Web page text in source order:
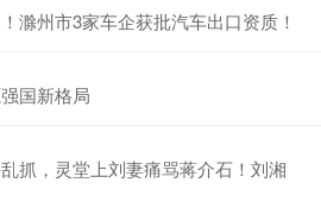
滁州市3家车企获批汽车出口资质！
国新格局
抓，灵堂上刘妻痛骂蒋介石！刘湘